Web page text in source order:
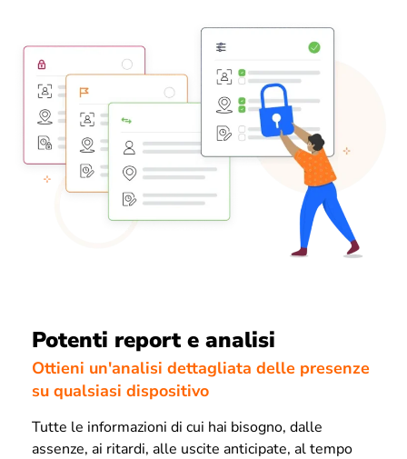
Potenti report e analisi
Ottieni un'analisi dettagliata delle presenze
su qualsiasi dispositivo
Tutte le informazioni di cui hai bisogno, dalle
assenze, ai ritardi, alle uscite anticipate, al tempo